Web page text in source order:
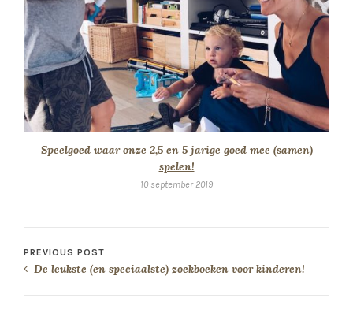
Speelgoed waar onze 2,5 en 5 jarige goed mee (samen)
spelen!
10 september 2019
PREVIOUS POST
De leukste (en speciaalste) zoekboeken voor kinderen!